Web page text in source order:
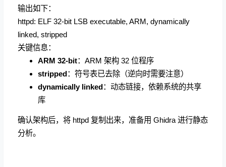
输出如下：
httpd: ELF 32-bit LSB executable, ARM, dynamically
linked, stripped
关键信息：
ARM 32-bit：ARM 架构 32 位程序
stripped：符号表已去除（逆向时需要注意）
dynamically linked：动态链接，依赖系统的共享
库
确认架构后，将 httpd 复制出来，准备用 Ghidra 进行静态
分析。